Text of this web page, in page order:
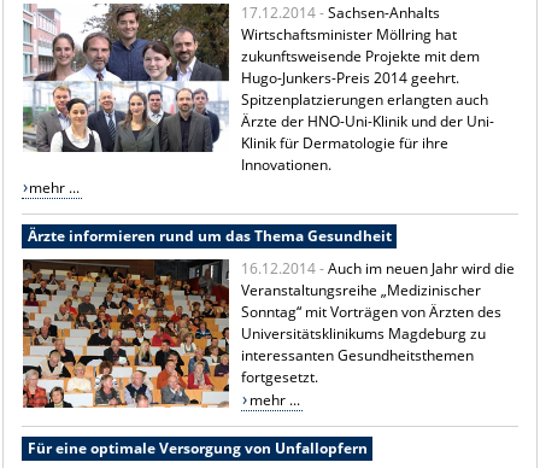
17.12.2014 -Sachsen-Anhalts
Wirtschaftsminister Möllring hat
zukunftsweisende Projekte mit dem
Hugo-Junkers-Preis 2014 geehrt.
Spitzenplatzierungen erlangten auch
Ärzte der HNO-Uni-Klinik und der Uni-
Klinik für Dermatologie für ihre
Innovationen.
mehr ...
Ärzte informieren rund um das Thema Gesundheit
16.12.2014 -Auch im neuen Jahr wird die
Veranstaltungsreihe „Medizinischer
Sonntag“ mit Vorträgen von Ärzten des
Universitätsklinikums Magdeburg zu
interessanten Gesundheitsthemen
fortgesetzt.
mehr ...
Für eine optimale Versorgung von Unfallopfern